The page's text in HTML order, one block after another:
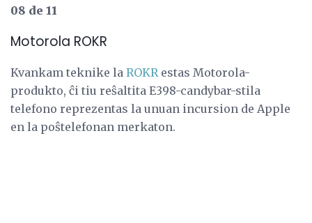
08 de 11
Motorola ROKR
Kvankam teknike la ROKRestas Motorola-
produkto, ĉi tiu reŝaltita E398-candybar-stila
telefono reprezentas la unuan incursion de Apple
en la poŝtelefonan merkaton.